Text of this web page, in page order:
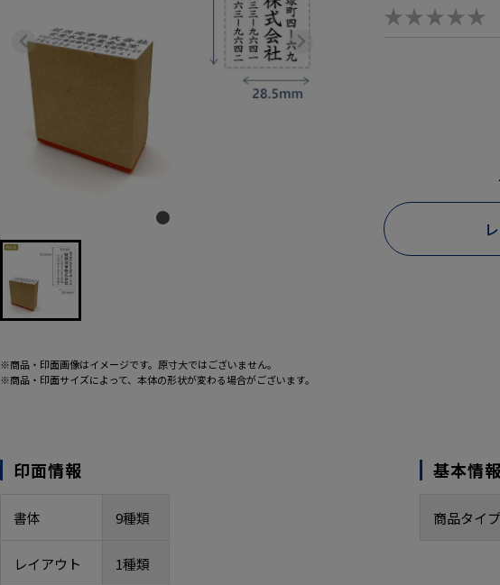
※商品・印面画像はイメージです。原寸大ではございません。
※商品・印面サイズによって、本体の形状が変わる場合がございます。
★★★★★
印面情報
書体 9種類
レイアウト 1種類
基本情
商品タイ